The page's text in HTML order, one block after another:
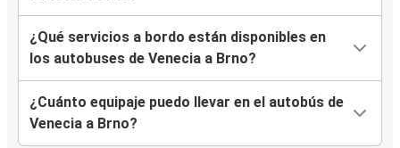
¿Qué servicios a bordo están disponibles en
los autobuses de Venecia a Brno?
¿Cuánto equipaje puedo llevar en el autobús de
Venecia a Brno?